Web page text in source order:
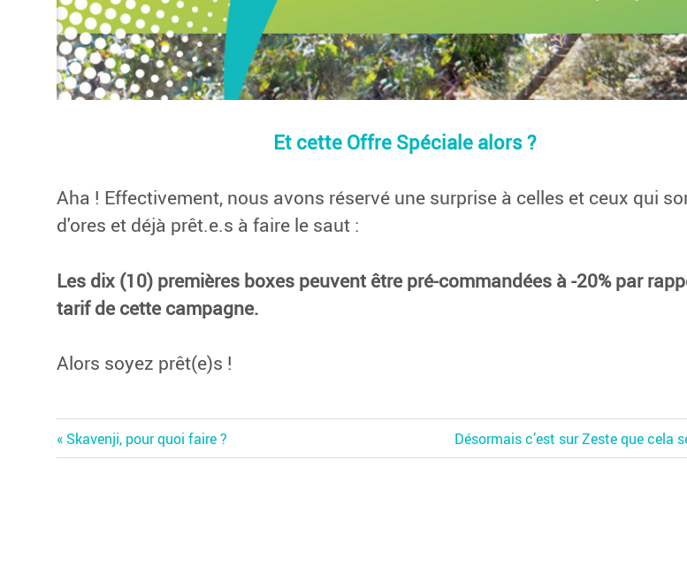
Et cette Offre Spéciale alors ?
Aha ! Effectivement, nous avons réservé une surprise à celles et ceux qui
d'ores et déjà prêt.e.s à faire le saut :
Les dix (10) premières boxes peuvent être pré-commandées à -20% par
tarif de cette campagne.
Alors soyez prêt(e)s !
Navigation
Previous
Post:
Skavenji, pour quoi faire ?
Next
Post:
Désormais c’est sur Zeste que cela